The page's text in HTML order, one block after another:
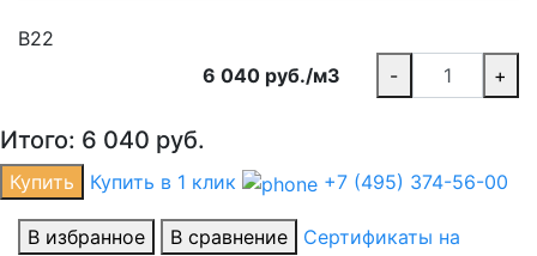
В22
6 040 руб./м3
- +
Итого: 6 040 руб.
Купить Купить в 1 клик +7 (495) 374-56-00
В избранное В сравнение
Сертификаты на